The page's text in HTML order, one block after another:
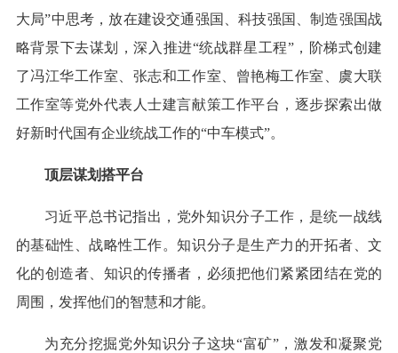
大局”中思考，放在建设交通强国、科技强国、制造强国战
略背景下去谋划，深入推进“统战群星工程”，阶梯式创建
了冯江华工作室、张志和工作室、曾艳梅工作室、虞大联
工作室等党外代表人士建言献策工作平台，逐步探索出做
好新时代国有企业统战工作的“中车模式”。
顶层谋划搭平台
习近平总书记指出，党外知识分子工作，是统一战线
的基础性、战略性工作。知识分子是生产力的开拓者、文
化的创造者、知识的传播者，必须把他们紧紧团结在党的
周围，发挥他们的智慧和才能。
为充分挖掘党外知识分子这块“富矿”，激发和凝聚党